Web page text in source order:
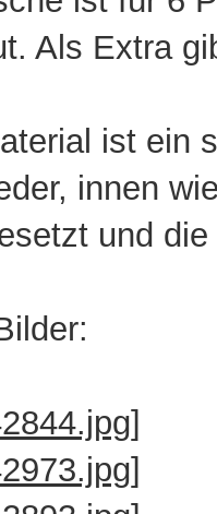
Als Extra
ist ein
innen
und